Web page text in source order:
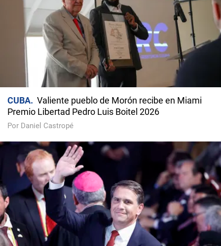
CUBA
Valiente pueblo de Morón recibe en Miami
Premio Libertad Pedro Luis Boitel 2026
Por Daniel Castropé